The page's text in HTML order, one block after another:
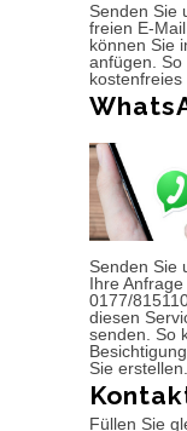
Senden Sie
freien E-
können Sie
anfügen.
kostenfreies
Senden Sie
Ihre
0177/
diesen
senden. So
Sie erstellen.
Füllen Sie